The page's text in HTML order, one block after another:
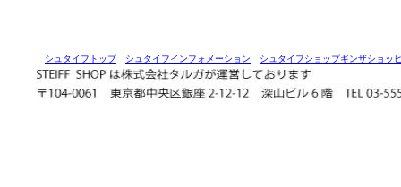
シュタイフトップ シュタイフインフォメーション シュタイフショップギンザショッ